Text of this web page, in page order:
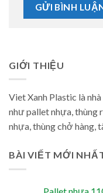
GIỚI THIỆU
Viet Xanh Plastic là
như pallet nhựa, thùng
nhựa, thùng chở hàng,
BÀI VIẾT MỚI